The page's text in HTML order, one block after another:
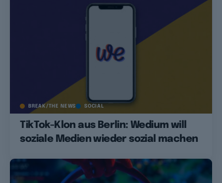
BREAK/THE NEWS SOCIAL
TikTok-Klon aus Berlin: Wedium will
soziale Medien wieder sozial machen